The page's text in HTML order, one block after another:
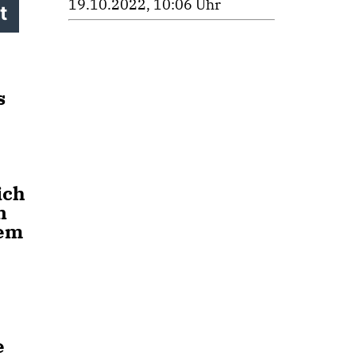
19.10.2022, 10:06 Uhr